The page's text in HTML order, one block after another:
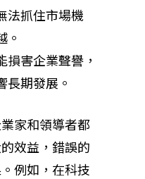
法抓住市場機
。
損害企業聲譽，
長期發展。
家和領導者都
效益，錯誤的
例如，在科技